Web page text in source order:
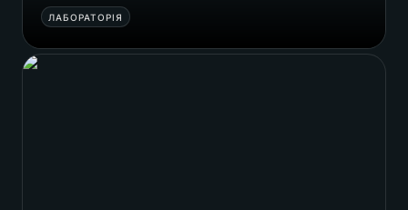
ЛАБОРАТОРІЯ
DIY івенти